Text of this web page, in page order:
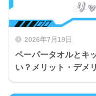
2026年7月19日
ペーパータオルとキ
い？メリット・デメ